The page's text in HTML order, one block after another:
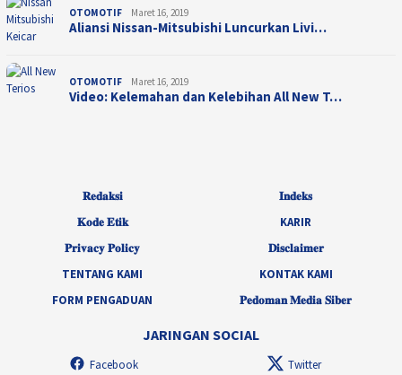
OTOMOTIF Maret 16, 2019
Aliansi Nissan-Mitsubishi Luncurkan Livi…
OTOMOTIF Maret 16, 2019
Video: Kelemahan dan Kelebihan All New T…
𝐑𝐞𝐝𝐚𝐤𝐬𝐢
𝐈𝐧𝐝𝐞𝐤𝐬
𝐊𝐨𝐝𝐞 𝐄𝐭𝐢𝐤
KARIR
𝐏𝐫𝐢𝐯𝐚𝐜𝐲 𝐏𝐨𝐥𝐢𝐜𝐲
𝐃𝐢𝐬𝐜𝐥𝐚𝐢𝐦𝐞𝐫
TENTANG KAMI
KONTAK KAMI
FORM PENGADUAN
𝐏𝐞𝐝𝐨𝐦𝐚𝐧 𝐌𝐞𝐝𝐢𝐚 𝐒𝐢𝐛𝐞𝐫
JARINGAN SOCIAL
Facebook Twitter